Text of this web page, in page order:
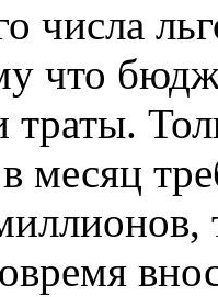
числа
что
траты.
месяц